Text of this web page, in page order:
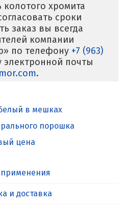
колотого хромита
сроки
заказ вы всегда
компании
по телефону +7 (963)
электронной почты
.
в мешках
порошка
цена
и доставка